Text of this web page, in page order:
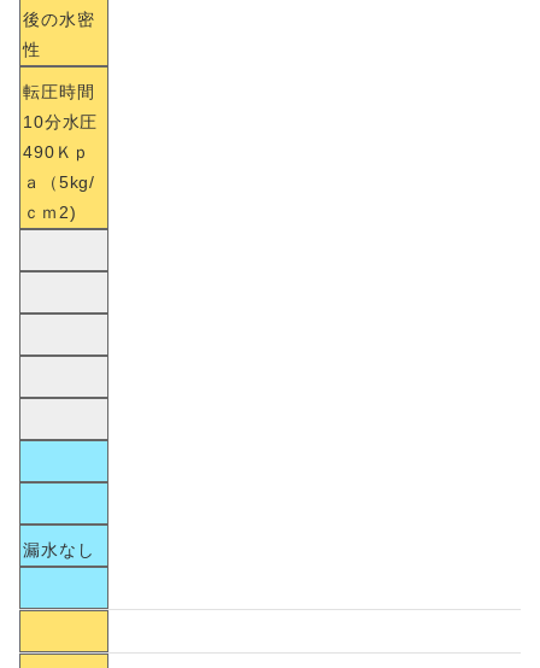
後の水密
性
転圧時間
10分水圧
490Ｋｐ
ａ（5kg/
ｃｍ2)
漏水なし